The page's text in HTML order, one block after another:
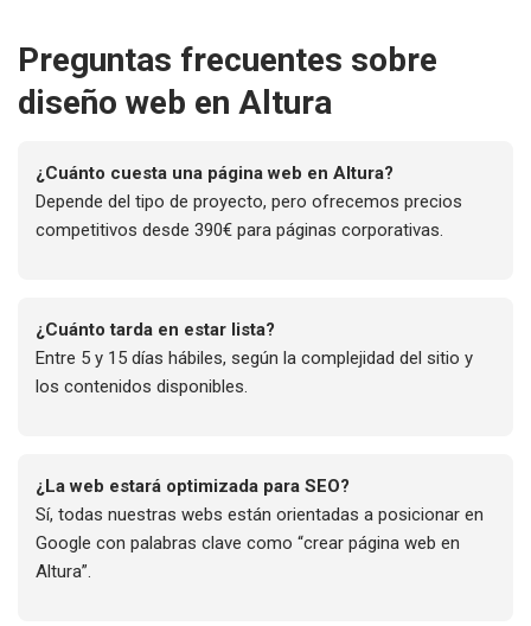
Preguntas frecuentes sobre
diseño web en Altura
¿Cuánto cuesta una página web en Altura?
Depende del tipo de proyecto, pero ofrecemos precios
competitivos desde 390€ para páginas corporativas.
¿Cuánto tarda en estar lista?
Entre 5 y 15 días hábiles, según la complejidad del sitio y
los contenidos disponibles.
¿La web estará optimizada para SEO?
Sí, todas nuestras webs están orientadas a posicionar en
Google con palabras clave como “crear página web en
Altura”.